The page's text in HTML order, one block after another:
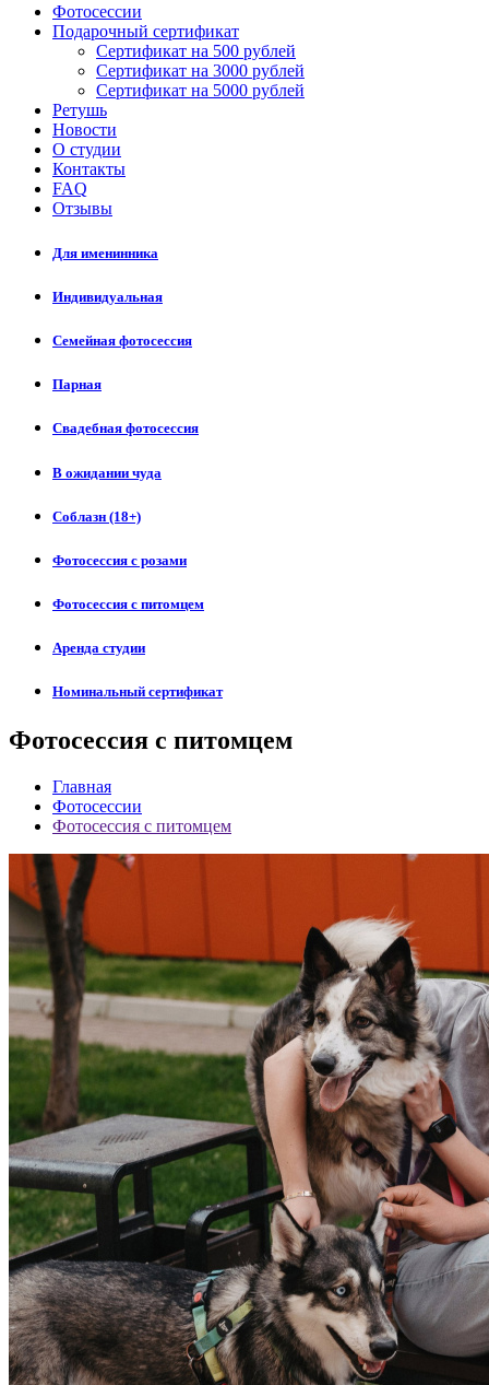
Фотосессии
Подарочный сертификат
Сертификат на 500 рублей
Сертификат на 3000 рублей
Сертификат на 5000 рублей
Ретушь
Новости
О студии
Контакты
FAQ
Отзывы
Для именинника
Индивидуальная
Семейная фотосессия
Парная
Свадебная фотосессия
В ожидании чуда
Соблазн (18+)
Фотосессия с розами
Фотосессия с питомцем
Аренда студии
Номинальный сертификат
Фотосессия с питомцем
Главная
Фотосессии
Фотосессия с питомцем